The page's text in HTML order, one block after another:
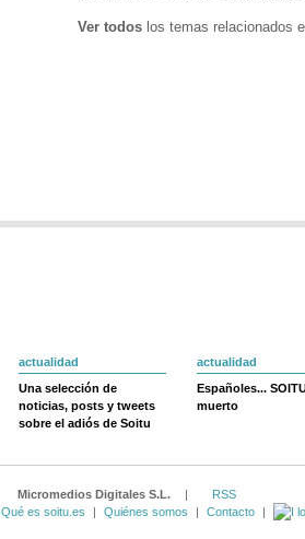
Ver todos los temas relacionados
actualidad
Una selección de
noticias, posts y tweets
sobre el adiós de Soitu
actualidad
Españoles...
muerto
Micromedios Digitales S.L. |
RSS
Qué es soitu.es
| Quiénes somos | Contacto |